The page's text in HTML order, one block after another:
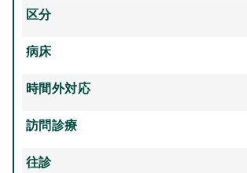
区分
病床
時間外対応
訪問診療
往診